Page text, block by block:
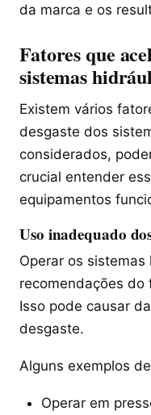
da marca e os
Fatores que
sistemas
Existem vários
desgaste dos
considerados,
crucial entender
equipamentos
Uso inadequado
Operar os
recomendações do
Isso pode causar
desgaste.
Alguns exemplos
Operar em